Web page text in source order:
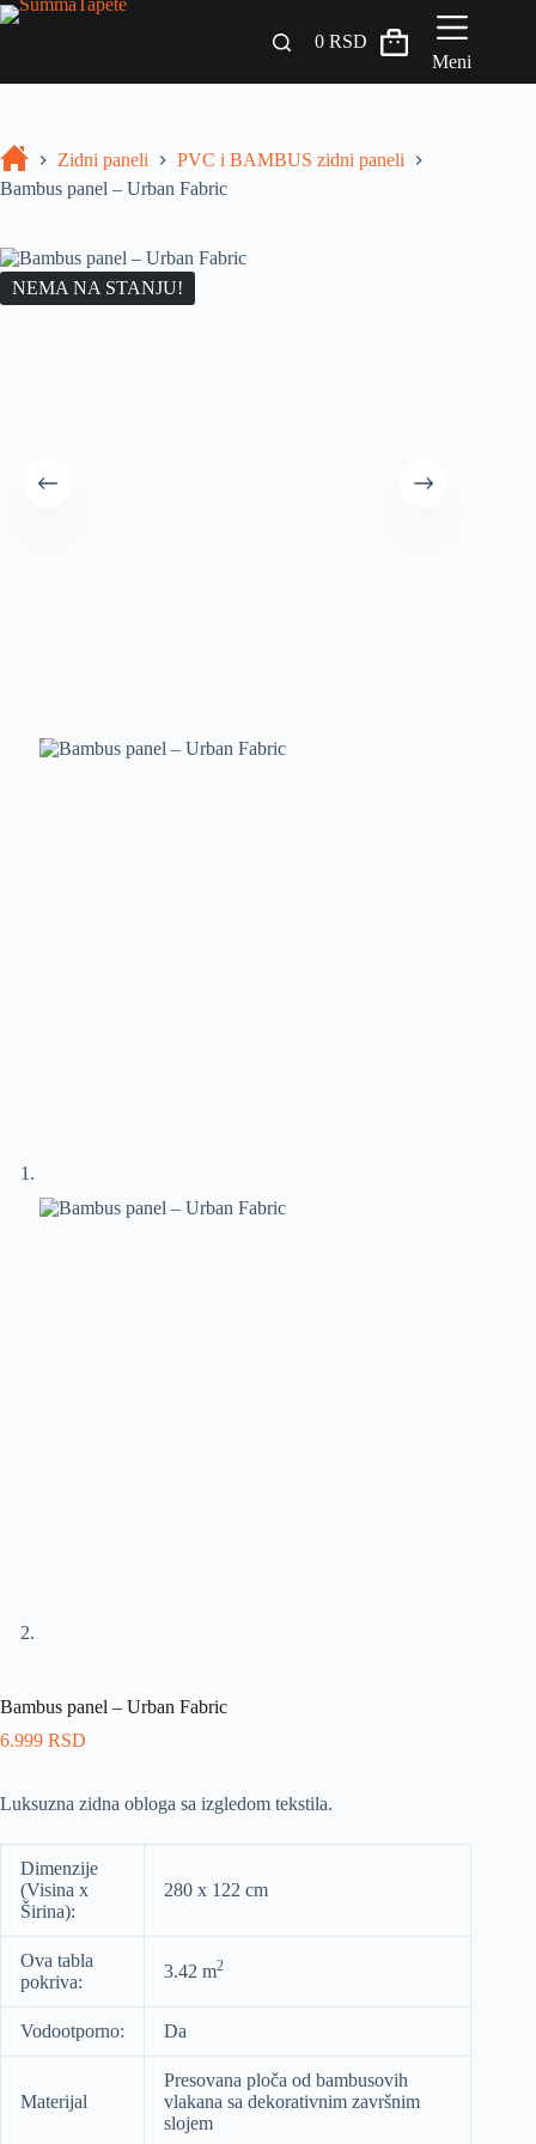
Drveni Pregradni Zidovi i Police
Građevinski materijali
0RSD
Meni
Zidni paneli
PVC i BAMBUS zidni paneli
Bambus panel – Urban Fabric
NEMA NA STANJU!
Bambus panel – Urban Fabric
6.999 RSD
Luksuzna zidna obloga sa izgledom tekstila.
Dimenzije
(Visina x
Širina):
280 x 122 cm
Ova tabla
pokriva:
3.42 m2
Vodootporno: Da
Materijal
Presovana ploča od bambusovih
vlakana sa dekorativnim završnim
slojem